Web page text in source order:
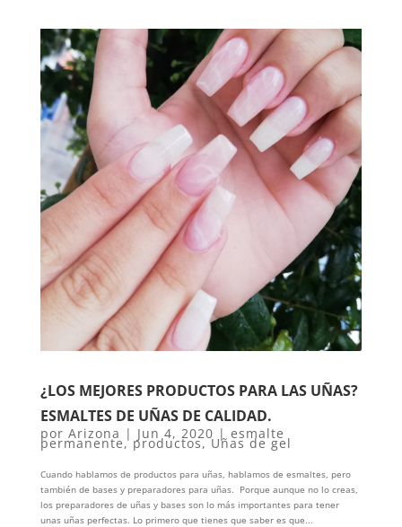
¿LOS MEJORES PRODUCTOS PARA LAS UÑAS?
ESMALTES DE UÑAS DE CALIDAD.
por Arizona | Jun 4, 2020 | esmalte
permanente, productos,Uñas de gel
Cuando hablamos de productos para uñas, hablamos de esmaltes, pero
también de bases y preparadores para uñas. Porque aunque no lo creas,
los preparadores de uñas y bases son lo más importantes para tener
unas uñas perfectas. Lo primero que tienes que saber es que...